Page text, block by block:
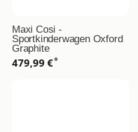
Maxi Cosi -
Sportkinderwagen Oxford
Graphite
479,99 €*